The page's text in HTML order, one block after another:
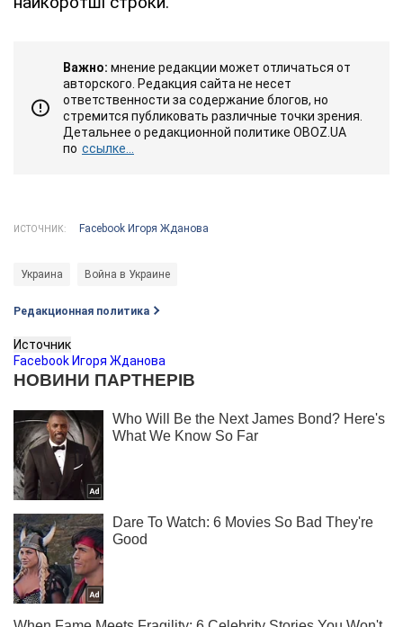
Важно: мнение редакции может отличаться от
авторского. Редакция сайта не несет
ответственности за содержание блогов, но
стремится публиковать различные точки зрения.
Детальнее о редакционной политике OBOZ.UA
по ссылке...
ИСТОЧНИК: Facebook Игоря Жданова
Украина Война в Украине
Редакционная политика
Источник
Facebook Игоря Жданова